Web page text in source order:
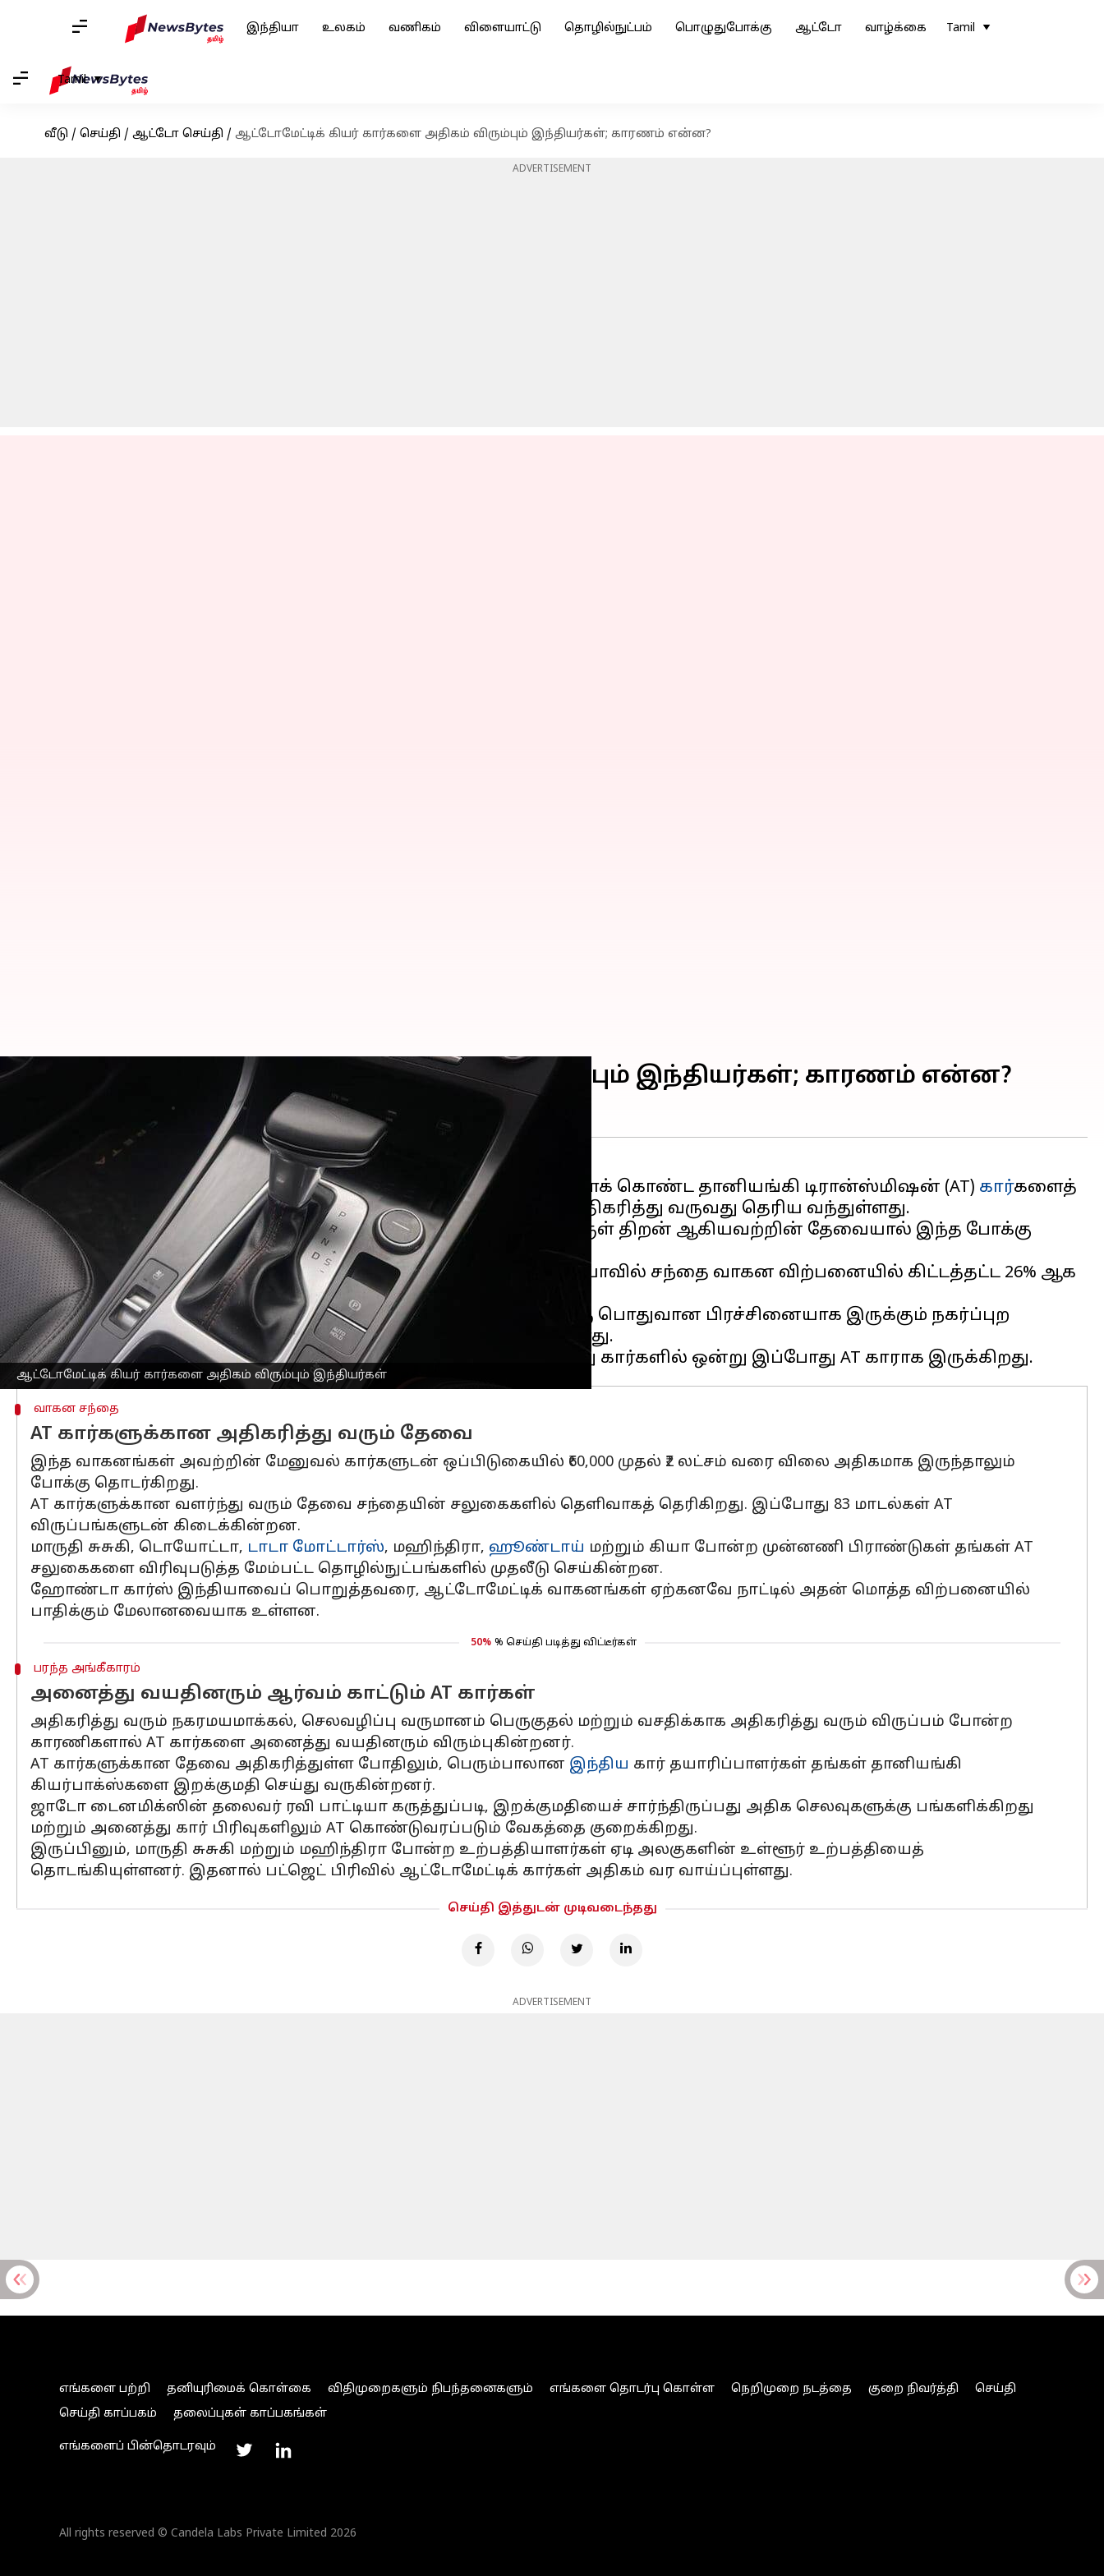
இந்தியா உலகம் வணிகம் விளையாட்டு தொழில்நுட்பம் பொழுதுபோக்கு ஆட்டோ வாழ்க்கை Tamil
Tamil
வீடு / செய்தி / ஆட்டோ செய்தி / ஆட்டோமேட்டிக் கியர் கார்களை அதிகம் விரும்பும் இந்தியர்கள்; காரணம் என்ன?
ADVERTISEMENT
ஆட்டோமேட்டிக் கியர் கார்களை அதிகம் விரும்பும் இந்தியர்கள்
ஆட்டோமேட்டிக் கியர் கார்களை அதிகம் விரும்பும் இந்தியர்கள்; காரணம் என்ன?
Oct 13, 2024 01:52 pm
செய்தி முன்னோட்டம்
அதிக விலை கொண்டதாக இருந்தாலும், ஆட்டோமேட்டிக் கியர்களைக் கொண்ட தானியங்கி டிரான்ஸ்மிஷன் (AT) கார்களைத்
தேர்வு செய்யும் இந்திய
கார் உரிமையாளர்களின்
எண்ணிக்கை அதிகரித்து வருவது தெரிய வந்துள்ளது.
எளிமையான ஓட்டுநர் அனுபவம் மற்றும் மேம்படுத்தப்பட்ட எரிபொருள் திறன் ஆகியவற்றின் தேவையால் இந்த போக்கு
தூண்டப்படுகிறது.
ஜாடோ டைனமிக்ஸின் தரவுகளின்படி, AT கார்கள் இப்போது இந்தியாவில் சந்தை வாகன விற்பனையில் கிட்டத்தட்ட 26% ஆக
உள்ளது.
இது கடந்த 2020இல் 16% ஆக இருந்தது. போக்குவரத்து நெரிசல் ஒரு பொதுவான பிரச்சினையாக இருக்கும் நகர்ப்புற
சந்தைகளில் AT கார்களுக்கான தேவை குறிப்பாக அதிகமாக உள்ளது.
வாகன சந்தை
AT கார்களுக்கான அதிகரித்து வரும் தேவை
இந்த வாகனங்கள் அவற்றின் மேனுவல் கார்களுடன் ஒப்பிடுகையில் ₹60,000 முதல் ₹2 லட்சம் வரை விலை அதிகமாக இருந்தாலும்
போக்கு தொடர்கிறது.
AT கார்களுக்கான வளர்ந்து வரும் தேவை சந்தையின் சலுகைகளில் தெளிவாகத் தெரிகிறது. இப்போது 83 மாடல்கள் AT
விருப்பங்களுடன் கிடைக்கின்றன.
மாருதி சுசுகி, டொயோட்டா, டாடா மோட்டார்ஸ், மஹிந்திரா, ஹூண்டாய் மற்றும் கியா போன்ற முன்னணி பிராண்டுகள் தங்கள் AT
சலுகைகளை விரிவுபடுத்த மேம்பட்ட தொழில்நுட்பங்களில் முதலீடு செய்கின்றன.
ஹோண்டா கார்ஸ் இந்தியாவைப் பொறுத்தவரை, ஆட்டோமேட்டிக் வாகனங்கள் ஏற்கனவே நாட்டில் அதன் மொத்த விற்பனையில்
பாதிக்கும் மேலானவையாக உள்ளன.
50% % செய்தி படித்து விட்டீர்கள்
பரந்த அங்கீகாரம்
அனைத்து வயதினரும் ஆர்வம் காட்டும் AT கார்கள்
அதிகரித்து வரும் நகரமயமாக்கல், செலவழிப்பு வருமானம் பெருகுதல் மற்றும் வசதிக்காக அதிகரித்து வரும் விருப்பம் போன்ற
காரணிகளால் AT கார்களை அனைத்து வயதினரும் விரும்புகின்றனர்.
AT கார்களுக்கான தேவை அதிகரித்துள்ள போதிலும், பெரும்பாலான இந்திய கார் தயாரிப்பாளர்கள் தங்கள் தானியங்கி
கியர்பாக்ஸ்களை இறக்குமதி செய்து வருகின்றனர்.
ஜாடோ டைனமிக்ஸின் தலைவர் ரவி பாட்டியா கருத்துப்படி, இறக்குமதியைச் சார்ந்திருப்பது அதிக செலவுகளுக்கு பங்களிக்கிறது
மற்றும் அனைத்து கார் பிரிவுகளிலும் AT கொண்டுவரப்படும் வேகத்தை குறைக்கிறது.
இருப்பினும், மாருதி சுசுகி மற்றும் மஹிந்திரா போன்ற உற்பத்தியாளர்கள் ஏடி அலகுகளின் உள்ளூர் உற்பத்தியைத்
தொடங்கியுள்ளனர். இதனால் பட்ஜெட் பிரிவில் ஆட்டோமேட்டிக் கார்கள் அதிகம் வர வாய்ப்புள்ளது.
செய்தி இத்துடன் முடிவடைந்தது
ADVERTISEMENT
எங்களை பற்றி தனியுரிமைக் கொள்கை விதிமுறைகளும் நிபந்தனைகளும் எங்களை தொடர்பு கொள்ள நெறிமுறை நடத்தை குறை நிவர்த்தி
செய்தி
செய்தி காப்பகம்
தலைப்புகள் காப்பகங்கள்
எங்களைப் பின்தொடரவும்
All rights reserved © Candela Labs Private Limited 2026